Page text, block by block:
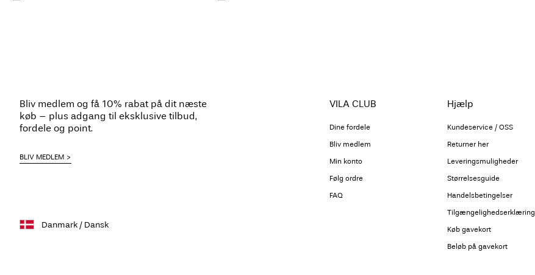
Bliv medlem og få 10% rabat på dit næste
køb – plus adgang til eksklusive tilbud,
fordele og point.
BLIV MEDLEM
VILA CLUB
Dine fordele
Bliv medlem
Min konto
Følg ordre
FAQ
Hjælp
Kundeservice / OSS
Returner her
Leveringsmuligheder
Størrelsesguide
Handelsbetingelser
Tilgængelighedserklæring
Køb gavekort
Beløb på gavekort
Danmark / Dansk